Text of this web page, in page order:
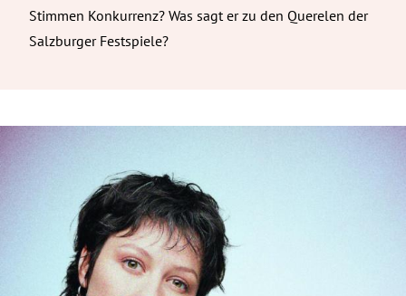
Stimmen Konkurrenz? Was sagt er zu den Querelen der
Salzburger Festspiele?